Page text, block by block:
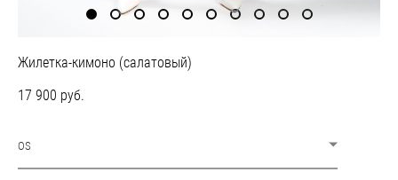
Жилетка-кимоно (салатовый)
17 900 pуб.
OS